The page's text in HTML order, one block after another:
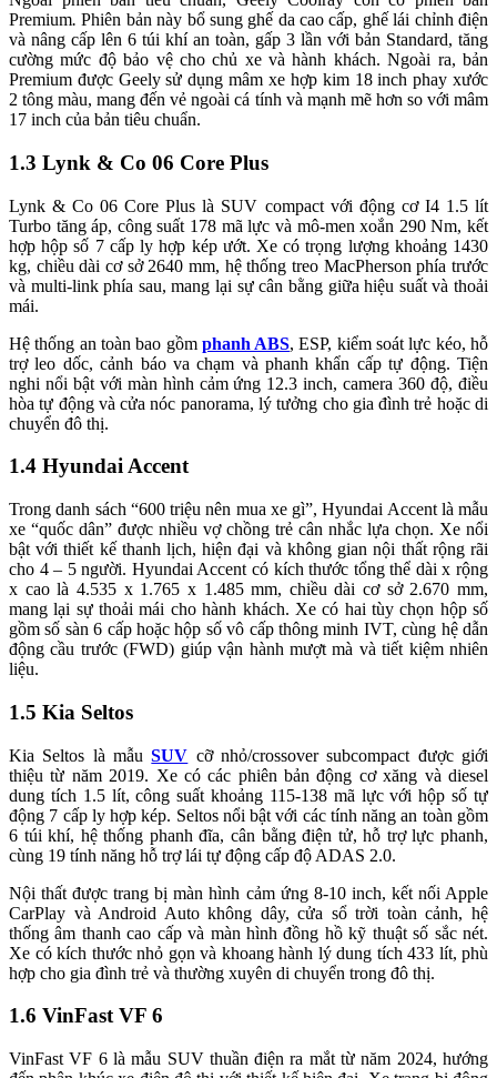
Premium.Phiên bản này bổ sung ghế da cao cấp, ghế lái chỉnh điện
và nâng cấp lên 6 túi khí an toàn, gấp 3 lần với bản Standard, tăng
cường mức độ bảo vệ cho chủ xe và hành khách. Ngoài ra, bản
Premium được Geely sử dụng mâm xe hợp kim 18 inch phay xước
2 tông màu, mang đến vẻ ngoài cá tính và mạnh mẽ hơn so với mâm
17 inch của bản tiêu chuẩn.
1.3 Lynk & Co 06 Core Plus
Lynk & Co 06 Core Plus là SUV compact với động cơ I4 1.5 lít
Turbo tăng áp, công suất 178 mã lực và mô-men xoắn 290 Nm, kết
hợp hộp số 7 cấp ly hợp kép ướt. Xe có trọng lượng khoảng 1430
kg, chiều dài cơ sở 2640 mm, hệ thống treo MacPherson phía trước
và multi-link phía sau, mang lại sự cân bằng giữa hiệu suất và thoải
mái.
Hệ thống an toàn bao gồm phanh ABS, ESP, kiểm soát lực kéo, hỗ
trợ leo dốc, cảnh báo va chạm và phanh khẩn cấp tự động. Tiện
nghi nổi bật với màn hình cảm ứng 12.3 inch, camera 360 độ, điều
hòa tự động và cửa nóc panorama, lý tưởng cho gia đình trẻ hoặc di
chuyển đô thị.
1.4 Hyundai Accent
Trong danh sách “600 triệu nên mua xe gì”, Hyundai Accent là mẫu
xe “quốc dân” được nhiều vợ chồng trẻ cân nhắc lựa chọn. Xe nổi
bật với thiết kế thanh lịch, hiện đại và không gian nội thất rộng rãi
cho 4 – 5 người. Hyundai Accent có kích thước tổng thể dài x rộng
x cao là 4.535 x 1.765 x 1.485 mm, chiều dài cơ sở 2.670 mm,
mang lại sự thoải mái cho hành khách. Xe có hai tùy chọn hộp số
gồm số sàn 6 cấp hoặc hộp số vô cấp thông minh IVT, cùng hệ dẫn
động cầu trước (FWD) giúp vận hành mượt mà và tiết kiệm nhiên
liệu.
1.5 Kia Seltos
Kia Seltos là mẫuSUV cỡ nhỏ/crossover subcompact được giới
thiệu từ năm 2019. Xe có các phiên bản động cơ xăng và diesel
dung tích 1.5 lít, công suất khoảng 115-138 mã lực với hộp số tự
động 7 cấp ly hợp kép. Seltos nổi bật với các tính năng an toàn gồm
6 túi khí, hệ thống phanh đĩa, cân bằng điện tử, hỗ trợ lực phanh,
cùng 19 tính năng hỗ trợ lái tự động cấp độ ADAS 2.0.
Nội thất được trang bị màn hình cảm ứng 8-10 inch, kết nối Apple
CarPlay và Android Auto không dây, cửa sổ trời toàn cảnh, hệ
thống âm thanh cao cấp và màn hình đồng hồ kỹ thuật số sắc nét.
Xe có kích thước nhỏ gọn và khoang hành lý dung tích 433 lít, phù
hợp cho gia đình trẻ và thường xuyên di chuyển trong đô thị.​
1.6 VinFast VF 6
VinFast VF 6 là mẫu SUV thuần điện ra mắt từ năm 2024, hướng